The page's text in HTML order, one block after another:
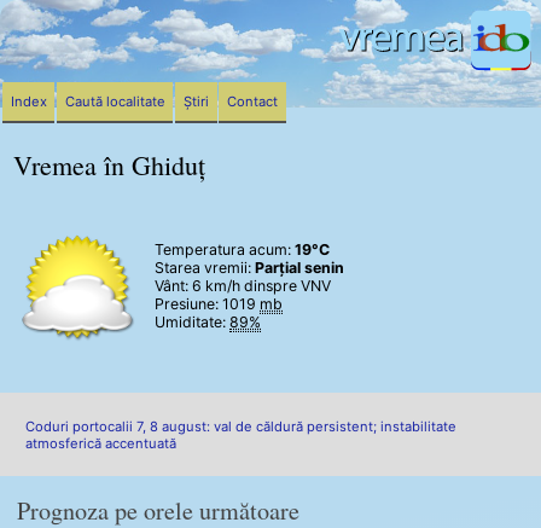
Vremea în Ghiduț
Temperatura acum: 19°C
Starea vremii: Parțial senin
Vânt: 6 km/h dinspre VNV
Presiune: 1019 mb
Umiditate: 89%
Coduri portocalii 7, 8 august: val de căldură persistent; instabilitate
atmosferică accentuată
Prognoza pe orele următoare
Index Caută localitate Știri Contact